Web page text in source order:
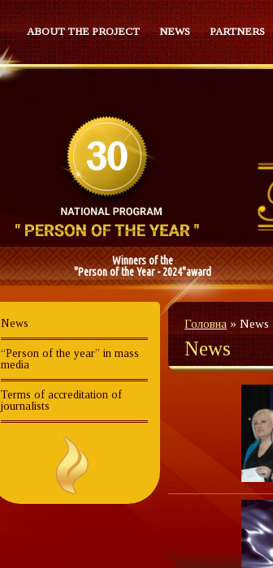
ABOUT THE PROJECT NEWS PARTNERS
Winners of the
"Person of the Year - 2024"award
News
“Person of the year” in mass
media
Terms of accreditation of
journalists
Головна»News
News